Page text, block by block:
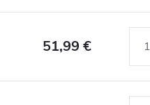
51,99 €